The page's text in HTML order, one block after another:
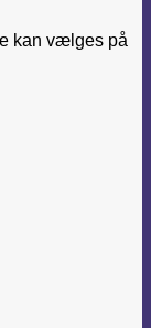
kan vælges på